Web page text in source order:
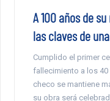
A 100 años de
las claves de
Cumplido el primer
fallecimiento a los
checo se mantiene
su obra será